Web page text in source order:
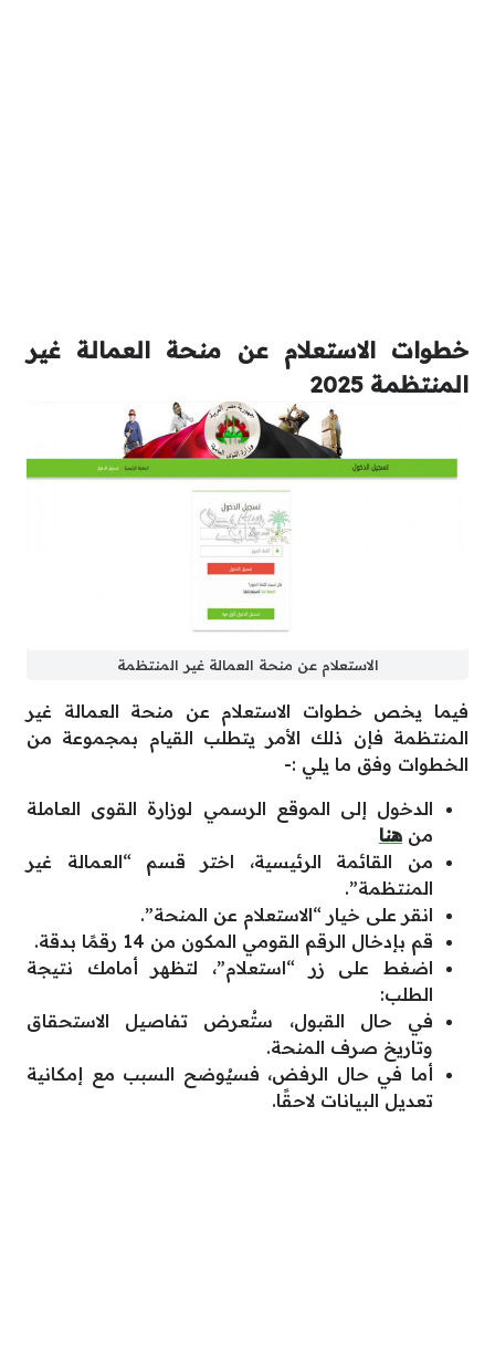
خطوات الاستعلام عن منحة العمالة غير
المنتظمة 2025
الاستعلام عن منحة العمالة غير المنتظمة
فيما يخص خطوات الاستعلام عن منحة العمالة غير
المنتظمة فإن ذلك الأمر يتطلب القيام بمجموعة من
الخطوات وفق ما يلي :-
الدخول إلى الموقع الرسمي لوزارة القوى العاملة
من هنا
من القائمة الرئيسية، اختر قسم “العمالة غير
المنتظمة”.
انقر على خيار “الاستعلام عن المنحة”.
قم بإدخال الرقم القومي المكون من 14 رقمًا بدقة.
اضغط على زر “استعلام”، لتظهر أمامك نتيجة
الطلب:
في حال القبول، ستُعرض تفاصيل الاستحقاق
وتاريخ صرف المنحة.
أما في حال الرفض، فسيُوضح السبب مع إمكانية
تعديل البيانات لاحقًا.